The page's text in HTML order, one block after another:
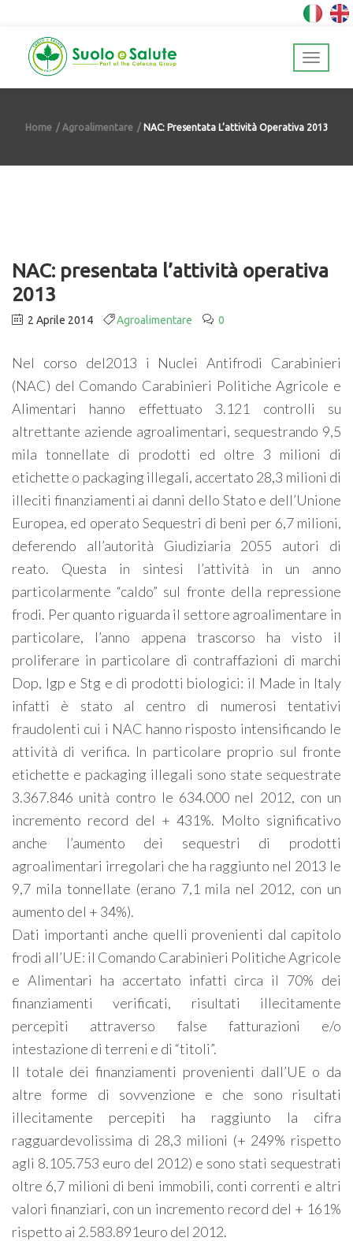
Home Agroalimentare NAC: Presentata L’attività Operativa 2013
NAC: presentata l’attività operativa
2013
2 Aprile 2014 Agroalimentare 0
Nel corso del2013 i Nuclei Antifrodi Carabinieri
(NAC) del Comando Carabinieri Politiche Agricole e
Alimentari hanno effettuato 3.121 controlli su
altrettante aziende agroalimentari, sequestrando 9,5
mila tonnellate di prodotti ed oltre 3 milioni di
etichette o packaging illegali, accertato 28,3 milioni di
illeciti finanziamenti ai danni dello Stato e dell’Unione
Europea, ed operato Sequestri di beni per 6,7 milioni,
deferendo all’autorità Giudiziaria 2055 autori di
reato. Questa in sintesi l’attività in un anno
particolarmente “caldo” sul fronte della repressione
frodi. Per quanto riguarda il settore agroalimentare in
particolare, l’anno appena trascorso ha visto il
proliferare in particolare di contraffazioni di marchi
Dop, Igp e Stg e di prodotti biologici: il Made in Italy
infatti è stato al centro di numerosi tentativi
fraudolenti cui i NAC hanno risposto intensificando le
attività di verifica. In particolare proprio sul fronte
etichette e packaging illegali sono state sequestrate
3.367.846 unità contro le 634.000 nel 2012, con un
incremento record del + 431%. Molto significativo
anche l’aumento dei sequestri di prodotti
agroalimentari irregolari che ha raggiunto nel 2013 le
9,7 mila tonnellate (erano 7,1 mila nel 2012, con un
aumento del + 34%).
Dati importanti anche quelli provenienti dal capitolo
frodi all’UE: il Comando Carabinieri Politiche Agricole
e Alimentari ha accertato infatti circa il 70% dei
finanziamenti verificati, risultati illecitamente
percepiti attraverso false fatturazioni e/o
intestazione di terreni e di “titoli”.
Il totale dei finanziamenti provenienti dall’UE o da
altre forme di sovvenzione e che sono risultati
illecitamente percepiti ha raggiunto la cifra
ragguardevolissima di 28,3 milioni (+ 249% rispetto
agli 8.105.753 euro del 2012) e sono stati sequestrati
oltre 6,7 milioni di beni immobili, conti correnti e altri
valori finanziari, con un incremento record del + 161%
rispetto ai 2.583.891euro del 2012.